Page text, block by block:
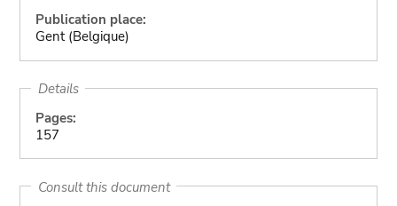
Publication place:
Gent (Belgique)
Details
Pages:
157
Consult this document